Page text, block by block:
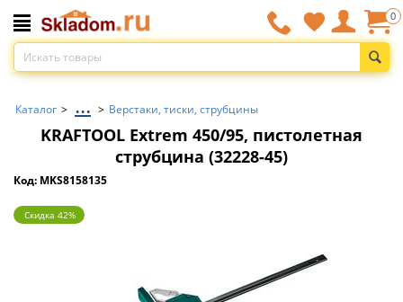
0
Каталог > ... > Верстаки, тиски, струбцины
KRAFTOOL Extrem 450/95, пистолетная
струбцина (32228-45)
Код: MKS8158135
Скидка 42%